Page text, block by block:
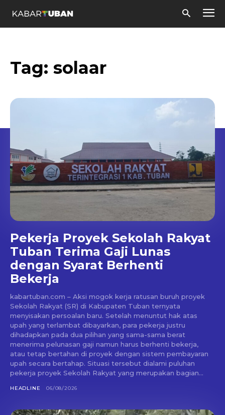
Tag: solaar
Pekerja Proyek Sekolah Rakyat
Tuban Terima Gaji Lunas
dengan Syarat Berhenti
Bekerja
kabartuban.com – Aksi mogok kerja ratusan buruh proyek
Sekolah Rakyat (SR) di Kabupaten Tuban ternyata
menyisakan persoalan baru. Setelah menuntut hak atas
upah yang terlambat dibayarkan, para pekerja justru
dihadapkan pada dua pilihan yang sama-sama berat
menerima pelunasan gaji namun harus berhenti bekerja,
atau tetap bertahan di proyek dengan sistem pembayaran
upah secara bertahap. Situasi tersebut dialami puluhan
pekerja proyek Sekolah Rakyat yang merupakan bagian...
HEADLINE 06/08/2026